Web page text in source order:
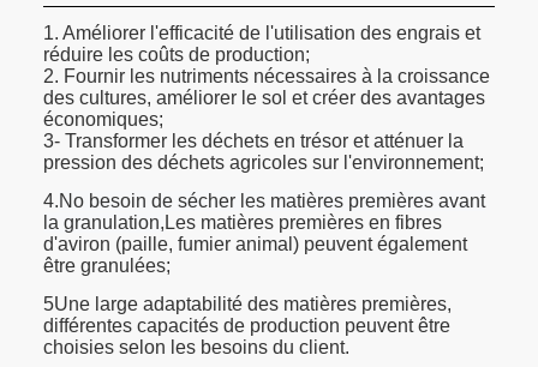
1. Améliorer l'efficacité de l'utilisation des engrais et
réduire les coûts de production;
2. Fournir les nutriments nécessaires à la croissance
des cultures, améliorer le sol et créer des avantages
économiques;
3- Transformer les déchets en trésor et atténuer la
pression des déchets agricoles sur l'environnement;
4.No besoin de sécher les matières premières avant
la granulation, Les matières premières en fibres
d'aviron (paille, fumier animal) peuvent également
être granulées;
5Une large adaptabilité des matières premières,
différentes capacités de production peuvent être
choisies selon les besoins du client.